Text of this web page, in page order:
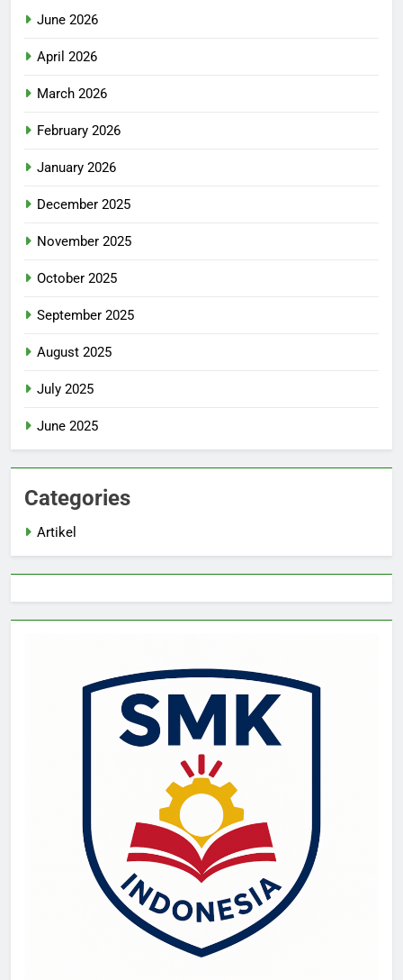
June 2026
April 2026
March 2026
February 2026
January 2026
December 2025
November 2025
October 2025
September 2025
August 2025
July 2025
June 2025
Categories
Artikel